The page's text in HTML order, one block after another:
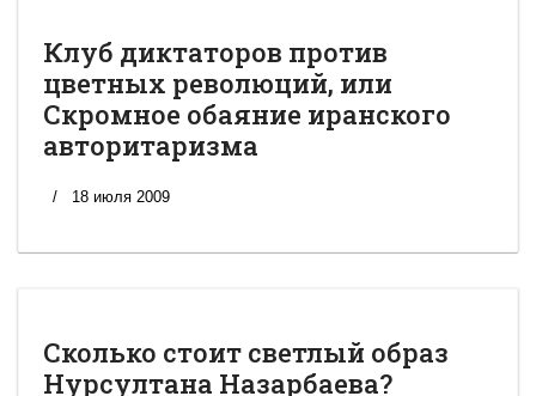
Клуб диктаторов против
цветных революций, или
Скромное обаяние иранского
авторитаризма
18 июля 2009
Сколько стоит светлый образ
Нурсултана Назарбаева?